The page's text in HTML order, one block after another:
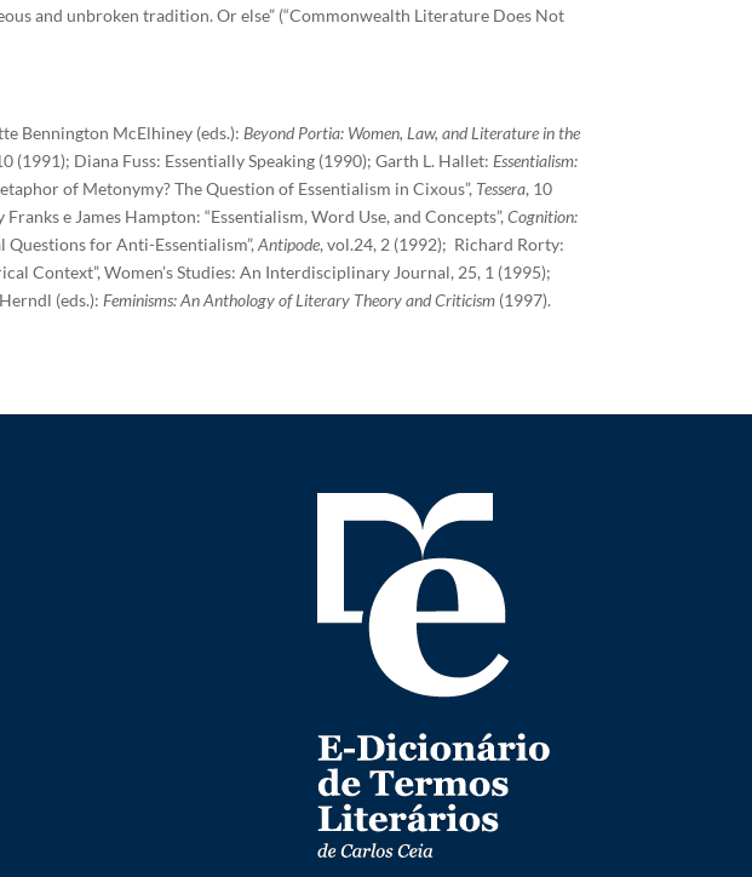
and unbroken tradition. Or else” (“Commonwealth Literature Does Not
Bennington McElhiney (eds.): Beyond Portia: Women, Law, and Literature in the
(1991); Diana Fuss: Essentially Speaking (1990); Garth L. Hallet: Essentialism:
of Metonymy? The Question of Essentialism in Cixous”, Tessera, 10
e James Hampton: “Essentialism, Word Use, and Concepts”,Cognition:
Questions for Anti-Essentialism”,Antipode, vol.24, 2 (1992); Richard Rorty:
Context”,Women’s Studies: An Interdisciplinary Journal, 25, 1 (1995);
(eds.): Feminisms: An Anthology of Literary Theory and Criticism (1997).